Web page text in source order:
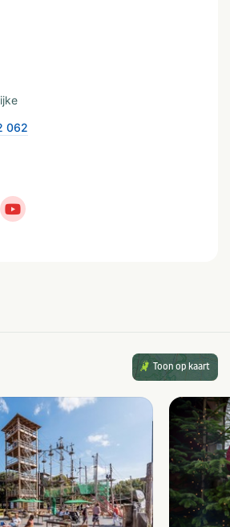
062
Toon op kaart